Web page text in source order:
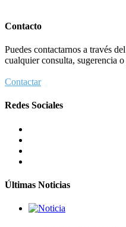
Contacto
Puedes contactarnos a través
cualquier consulta, sugerencia
Contactar
Redes Sociales
Últimas Noticias